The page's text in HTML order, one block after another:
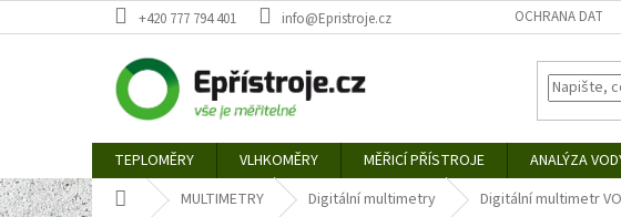
na
+420 777 794 401 info@Epristroje.cz OCHRANA DAT
TEPLOMĚRY VLHKOMĚRY MĚŘICÍ PŘÍSTROJE ANALÝZA
Domů MULTIMETRY Digitální multimetry Digitální multimetr